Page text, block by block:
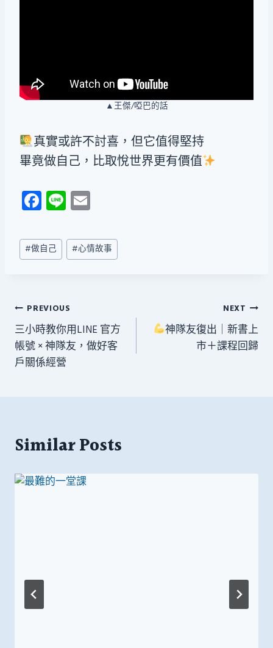
▲王傑/啞巴的話
真實或許不討喜，但它值得堅持
畢竟做自己，比取悅世界更有價值
Fa
b
o
Li
e ail
Post
Tags:
#做自己 #心情故事
文
章
導
PREVIOUS
三小時教你用LINE 官方
帳號 × 神隊友，做好客
戶關係經營
NEXT
神隊友復出｜新書上
市＋課程回歸
Similar Posts